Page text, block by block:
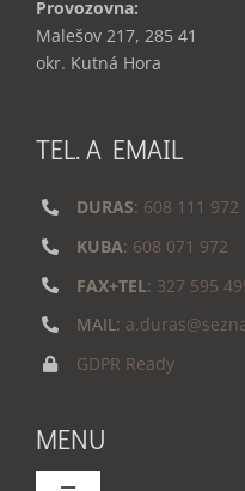
Provozovna:
Malešov 217, 285 41
okr. Kutná Hora
TEL. A EMAIL
DURAS: 608 111 972
KUBA: 608 071 972
FAX+TEL: 327 595
MAIL:
GDPR Ready
MENU